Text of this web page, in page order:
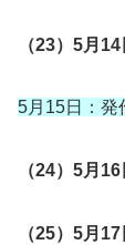
（23）5月14
5月15日：発
（24）5月16
（25）5月17